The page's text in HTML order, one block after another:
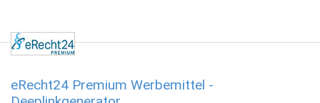
eRecht24 Premium Werbemittel -